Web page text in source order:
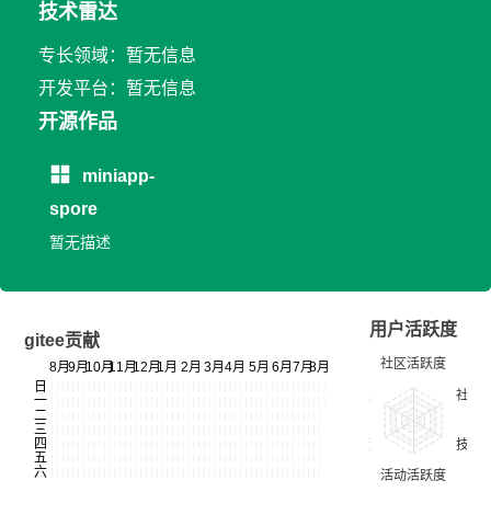
技术雷达
专长领域：暂无信息
开发平台：暂无信息
开源作品
miniapp-
spore
暂无描述
gitee贡献
用户活跃度